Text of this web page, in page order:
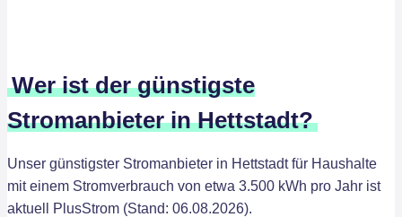
Wer ist der günstigste
Stromanbieter in Hettstadt?
Unser günstigster Stromanbieter in Hettstadt für Haushalte
mit einem Stromverbrauch von etwa 3.500 kWh pro Jahr ist
aktuell PlusStrom (Stand: 06.08.2026).